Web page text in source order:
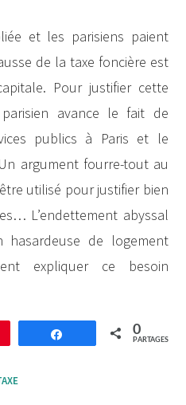
et les parisiens paient
de la taxe foncière est
Pour justifier cette
parisien avance le fait de
publics à Paris et le
argument fourre-tout au
utilisé pour justifier bien
L’endettement abyssal
de logement
expliquer ce besoin
Partagez 0
PARTAGES